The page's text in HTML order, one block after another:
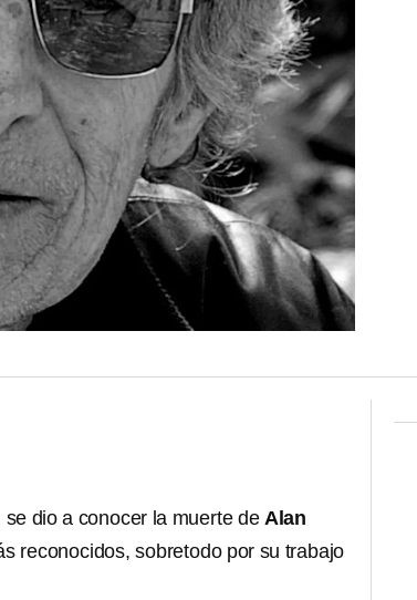
dio a conocer la muerte de Alan
reconocidos, sobretodo por su trabajo